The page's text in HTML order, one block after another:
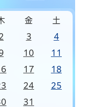
金 土
3 4
10 11
17 18
24 25
31